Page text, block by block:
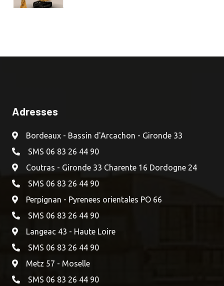
Adresses
Bordeaux - Bassin d'Arcachon - Gironde 33
SMS 06 83 26 44 90
Coutras - Gironde 33 Charente 16 Dordogne 24
SMS 06 83 26 44 90
Perpignan - Pyrenees orientales PO 66
SMS 06 83 26 44 90
Langeac 43 - Haute Loire
SMS 06 83 26 44 90
Metz 57 - Moselle
SMS 06 83 26 44 90